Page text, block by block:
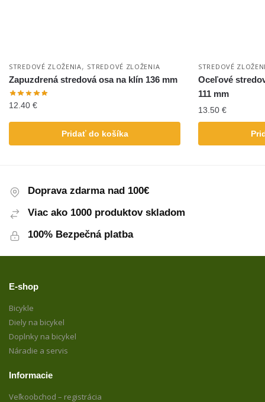
STREDOVÉ ZLOŽENIA, STREDOVÉ ZLOŽENIA
Zapuzdrená stredová osa na klín 136 mm
12.40 €
Pridať do košíka
STREDOVÉ
Oceľové
111 mm
13.50 €
Doprava zdarma nad 100€
Viac ako 1000 produktov skladom
100% Bezpečná platba
E-shop
Bicykle
Diely na bicykel
Doplnky na bicykel
Náradie a servis
Informacie
Veľkoobchod – registrácia